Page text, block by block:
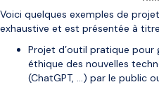
Voici quelques exemples de
exhaustive et est présentée à
Projet d’outil pratique pour
éthique des nouvelles
(ChatGPT, …) par le public